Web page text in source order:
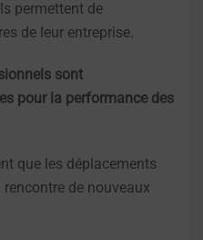
permettent de
de leur entreprise.
sont
pour la performance des
que les déplacements
de nouveaux